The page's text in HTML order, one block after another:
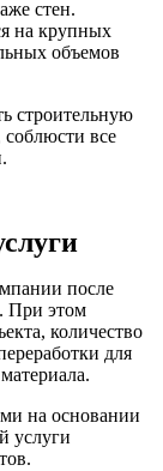
стен.
на крупных
объемов
строительную
соблюсти все
после
При этом
количество
для
на основании
услуги